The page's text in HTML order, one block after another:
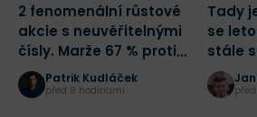
2 fenomenální růstové
akcie s neuvěřitelnými
čísly. Marže 67 % proti
růstu tržeb o 684 %.
Která je lepší?
Patrik Kudláček
před 9 hodinami
Tady
se
stále
jednu
na AI?